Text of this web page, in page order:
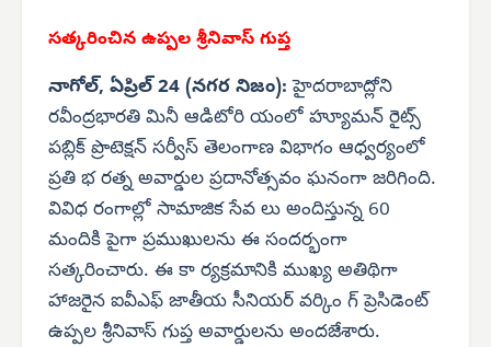
సత్కరించిన ఉప్పల శ్రీనివాస్ గుప్త
నాగోల్, ఏప్రిల్ 24 (నగర నిజం):హైదరాబాద్లోని
రవీంద్రభారతి మినీ ఆడిటోరి యంలో హ్యూమన్ రైట్స్
పబ్లిక్ ప్రొటెక్షన్ సర్వీస్ తెలంగాణ విభాగం ఆధ్వర్యంలో
ప్రతి భ రత్న అవార్డుల ప్రదానోత్సవం ఘనంగా జరిగింది.
వివిధ రంగాల్లో సామాజిక సేవ లు అందిస్తున్న 60
మందికి పైగా ప్రముఖులను ఈ సందర్భంగా
సత్కరించారు. ఈ కా ర్యక్రమానికి ముఖ్య అతిథిగా
హాజరైన ఐవీఎఫ్ జాతీయ సీనియర్ వర్కిం గ్ ప్రెసిడెంట్
ఉప్పల శ్రీనివాస్ గుప్త అవార్డులను అందజేశారు.